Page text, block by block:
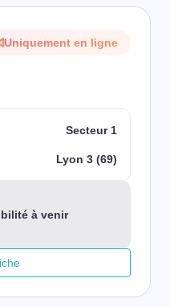
Uniquement en ligne
Secteur 1
Lyon 3 (69)
à venir